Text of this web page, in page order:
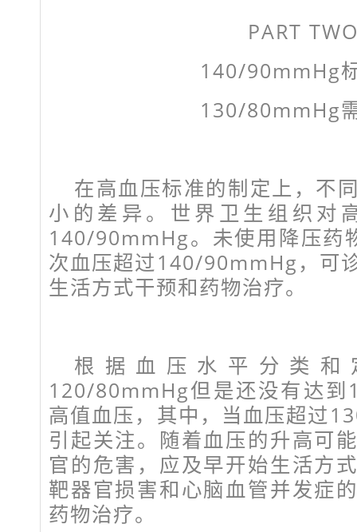
PART
140/90mmHg
130/80mmHg
在高血压标准的制定上，不
小的差异。世界卫生组织对
140/90mmHg。未使用降压药
次血压超过140/90mmHg，可
生活方式干预和药物治疗。
根据血压水平分类和
120/80mmHg但是还没有达
高值血压，其中，当血压超过
引起关注。随着血压的升高可
官的危害，应及早开始生活方
靶器官损害和心脑血管并发症
药物治疗。